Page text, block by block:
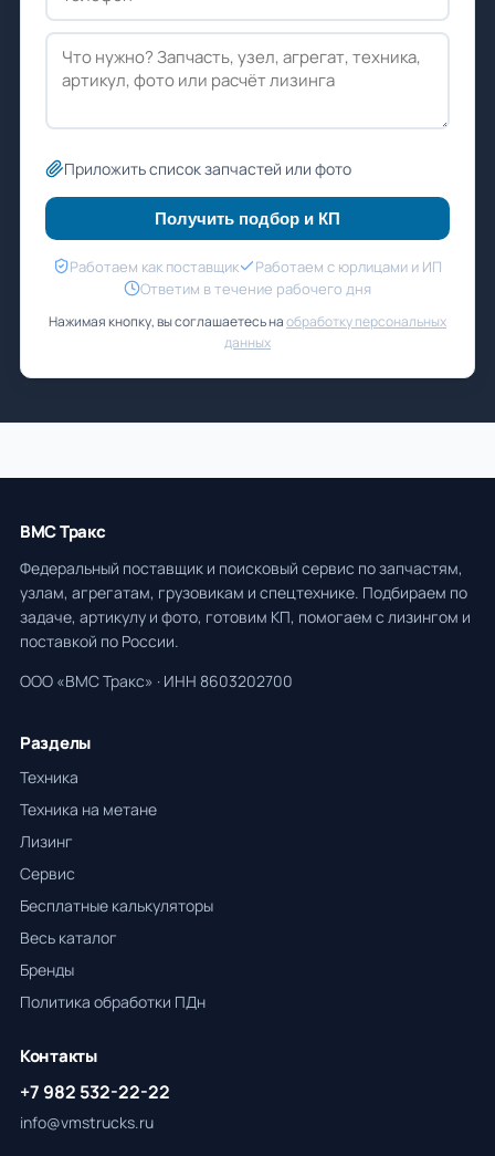
Приложить список запчастей или фото
Получить подбор и КП
Работаем как поставщик
Работаем с юрлицами и ИП
Ответим в течение рабочего дня
Нажимая кнопку, вы соглашаетесь наобработку персональных
данных
ВМС Тракс
Федеральный поставщик и поисковый сервис по запчастям,
узлам, агрегатам, грузовикам и спецтехнике. Подбираем по
задаче, артикулу и фото, готовим КП, помогаем с лизингом и
поставкой по России.
ООО «ВМС Тракс» · ИНН 8603202700
Разделы
Техника
Техника на метане
Лизинг
Сервис
Бесплатные калькуляторы
Весь каталог
Бренды
Политика обработки ПДн
Контакты
+7 982 532-22-22
info@vmstrucks.ru